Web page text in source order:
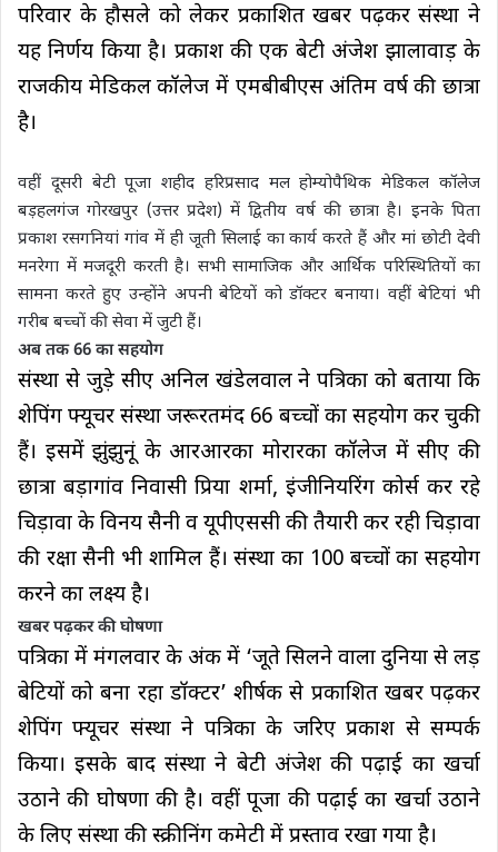
परिवार के हौसले को लेकर प्रकाशित खबर पढ़कर संस्था ने
यह निर्णय किया है। प्रकाश की एक बेटी अंजेश झालावाड़ के
राजकीय मेडिकल कॉलेज में एमबीबीएस अंतिम वर्ष की छात्रा
है।
वहीं दूसरी बेटी पूजा शहीद हरिप्रसाद मल होम्योपैथिक मेडिकल कॉलेज
बड़हलगंज गोरखपुर (उत्तर प्रदेश) में द्वितीय वर्ष की छात्रा है। इनके पिता
प्रकाश रसगनियां गांव में ही जूती सिलाई का कार्य करते हैं और मां छोटी देवी
मनरेगा में मजदूरी करती है। सभी सामाजिक और आर्थिक परिस्थितियों का
सामना करते हुए उन्होंने अपनी बेटियों को डॉक्टर बनाया। वहीं बेटियां भी
गरीब बच्चों की सेवा में जुटी हैं।
अब तक 66 का सहयोग
संस्था से जुड़े सीए अनिल खंडेलवाल ने पत्रिका को बताया कि
शेपिंग फ्यूचर संस्था जरूरतमंद 66 बच्चों का सहयोग कर चुकी
हैं। इसमें झुंझुनूं के आरआरका मोरारका कॉलेज में सीए की
छात्रा बड़ागांव निवासी प्रिया शर्मा, इंजीनियरिंग कोर्स कर रहे
चिड़ावा के विनय सैनी व यूपीएससी की तैयारी कर रही चिड़ावा
की रक्षा सैनी भी शामिल हैं। संस्था का 100 बच्चों का सहयोग
करने का लक्ष्य है।
खबर पढ़कर की घोषणा
पत्रिका में मंगलवार के अंक में ‘जूते सिलने वाला दुनिया से लड़
बेटियों को बना रहा डॉक्टर’ शीर्षक से प्रकाशित खबर पढ़कर
शेपिंग फ्यूचर संस्था ने पत्रिका के जरिए प्रकाश से सम्पर्क
किया। इसके बाद संस्था ने बेटी अंजेश की पढ़ाई का खर्चा
उठाने की घोषणा की है। वहीं पूजा की पढ़ाई का खर्चा उठाने
के लिए संस्था की स्क्रीनिंग कमेटी में प्रस्ताव रखा गया है।